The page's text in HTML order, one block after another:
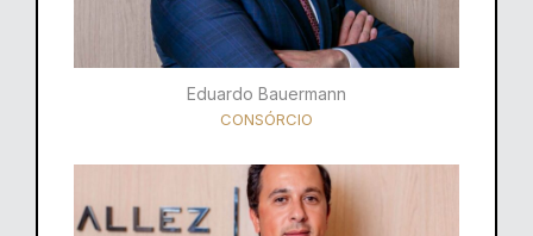
Eduardo Bauermann
CONSÓRCIO